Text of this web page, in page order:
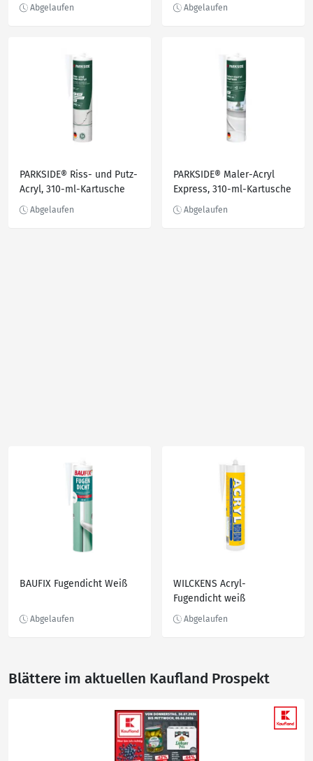
PARKSIDE® Riss- und Putz-
Acryl, 310-ml-Kartusche
PARKSIDE® Maler-Acryl
Express, 310-ml-Kartusche
BAUFIX Fugendicht Weiß
WILCKENS Acryl-
Fugendicht weiß
Blättere im aktuellen Kaufland Prospekt